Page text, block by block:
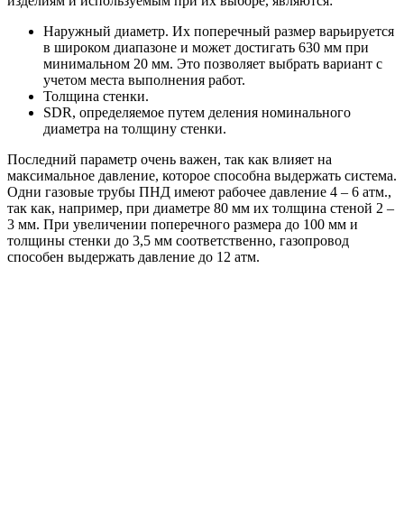
Наружный диаметр. Их поперечный размер варьируется
в широком диапазоне и может достигать 630 мм при
минимальном 20 мм. Это позволяет выбрать вариант с
учетом места выполнения работ.
Толщина стенки.
SDR, определяемое путем деления номинального
диаметра на толщину стенки.
Последний параметр очень важен, так как влияет на
максимальное давление, которое способна выдержать система.
Одни газовые трубы ПНД имеют рабочее давление 4 – 6 атм.,
так как, например, при диаметре 80 мм их толщина стеной 2 –
3 мм. При увеличении поперечного размера до 100 мм и
толщины стенки до 3,5 мм соответственно, газопровод
способен выдержать давление до 12 атм.